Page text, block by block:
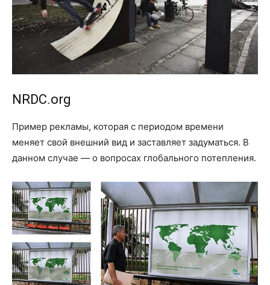
NRDC.org
Пример рекламы, которая с периодом времени
меняет свой внешний вид и заставляет задуматься. В
данном случае — о вопросах глобального потепления.